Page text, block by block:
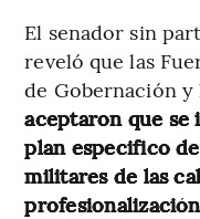
El senador sin
reveló que las
de Gobernación y
aceptaron que
plan especifico
militares de las